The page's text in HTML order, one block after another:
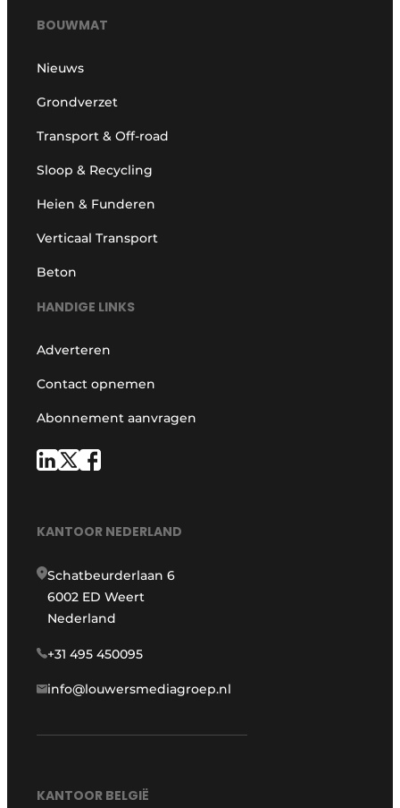
BOUWMAT
Nieuws
Grondverzet
Transport & Off-road
Sloop & Recycling
Heien & Funderen
Verticaal Transport
Beton
HANDIGE LINKS
Adverteren
Contact opnemen
Abonnement aanvragen
KANTOOR NEDERLAND
Schatbeurderlaan 6
6002 ED Weert
Nederland
+31 495 450095
info@louwersmediagroep.nl
KANTOOR BELGIË